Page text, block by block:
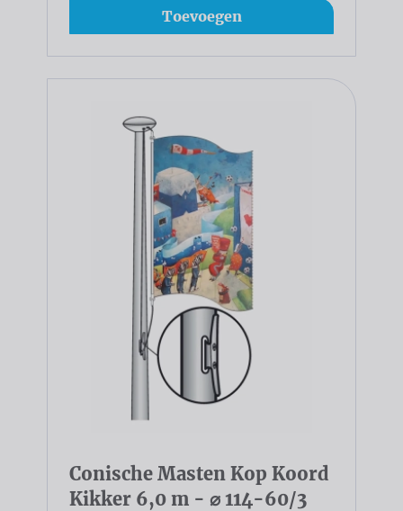
Toevoegen
Conische Masten Kop Koord
Kikker 6,0 m - ⌀ 114-60/3